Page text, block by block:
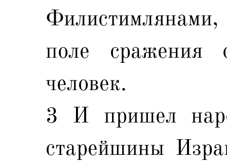
поле сражения
человек.
3 И пришел
старейшины